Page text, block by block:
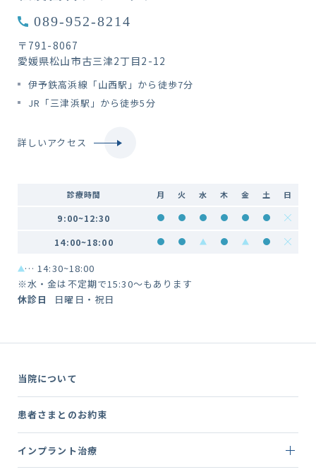
089-952-8214
〒791-8067
愛媛県松山市古三津2丁目2-12
伊予鉄高浜線「山西駅」から徒歩7分
JR「三津浜駅」から徒歩5分
詳しいアクセス
診療時間 月 火 水 木 金 土 日
9:00~12:30 診療時間 9:00~12:30
診療時間 9:00~12:30
診療時間 9:00~12:30
診療時間診療時間診療時
14:00~18:00 診療時間 14:00~18:00
診療時間 14:00~18:00
診療時間 14:00~18:00
診療時間診療時間診療時
… 14:30~18:00
※水・金は不定期で15:30～もあります
休診日
日曜日・祝日
当院について
患者さまとのお約束
インプラント治療